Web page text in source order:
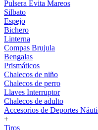
Pulsera Evita Mareos
Silbato
Espejo
Bichero
Linterna
Compas Brujula
Bengalas
Prismáticos
Chalecos de niño
Chalecos de perro
Llaves Interruptor
Chalecos de adulto
Accesorios de Deportes
+
Tiros